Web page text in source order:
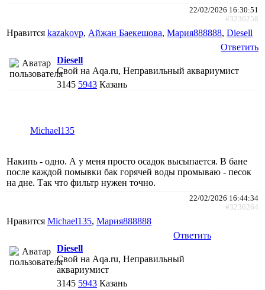
22/02/2026 16:30:51
#3236258
Нравится kazakovp, Айжан Баекешова, Мария888888, Diesell
Ответить
Diesell
Свой на Aqa.ru, Неправильный аквариумист
3145 5943 Казань
Michael135
Накипь - одно. А у меня просто осадок высыпается. В бане
после каждой помывки бак горячей воды промываю - песок
на дне. Так что фильтр нужен точно.
22/02/2026 16:44:34
#3236264
Нравится Michael135, Мария888888
Ответить
Diesell
Свой на Aqa.ru, Неправильный
аквариумист
3145 5943 Казань